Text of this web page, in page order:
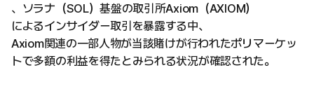
、ソラナ（SOL）基盤の取引所Axiom（AXIOM）
によるインサイダー取引を暴露する中、
Axiom関連の一部人物が当該賭けが行われたポリマーケッ
トで多額の利益を得たとみられる状況が確認された。